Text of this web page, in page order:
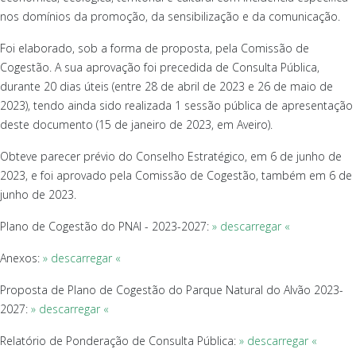
nos domínios da promoção, da sensibilização e da comunicação.
Foi elaborado, sob a forma de proposta, pela Comissão de
Cogestão. A sua aprovação foi precedida de Consulta Pública,
durante 20 dias úteis (entre 28 de abril de 2023 e 26 de maio de
2023), tendo ainda sido realizada 1 sessão pública de apresentação
deste documento (15 de janeiro de 2023, em Aveiro).
Obteve parecer prévio do Conselho Estratégico, em 6 de junho de
2023, e foi aprovado pela Comissão de Cogestão, também em 6 de
junho de 2023.
Plano de Cogestão do PNAl - 2023-2027: » descarregar «
Anexos: » descarregar «
Proposta de Plano de Cogestão do Parque Natural do Alvão 2023-
2027: » descarregar «
Relatório de Ponderação de Consulta Pública: » descarregar «